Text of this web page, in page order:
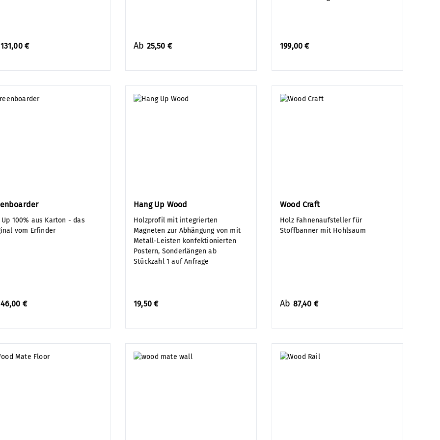
131,00 € Ab 25,50 € 199,00 €
100% aus Karton - das
vom Erfinder
46,00 €
Hang Up Wood
Holzprofil mit integrierten
Magneten zur Abhängung von mit
Metall-Leisten konfektionierten
Postern, Sonderlängen ab
Stückzahl 1 auf Anfrage
19,50 €
Wood Craft
Holz Fahnenaufsteller für
Stoffbanner mit Hohlsaum
Ab 87,40 €